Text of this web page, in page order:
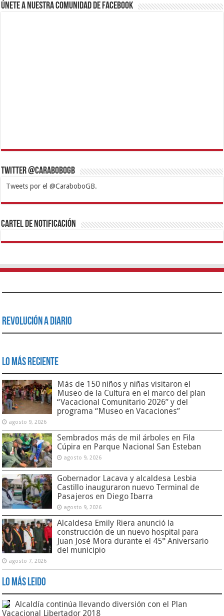
Únete a nuestra comunidad de Facebook
Twitter @CaraboboGB
Tweets por el @CaraboboGB.
1xbetBetturkeyBetistKralbetSupertotobetTipobetMatadorbetMariobet
https://mvbcasino.com/
Cartel de Notificación
Revolución a Diario
Lo Más Reciente
Más de 150 niños y niñas visitaron el
Museo de la Cultura en el marco del plan
“Vacacional Comunitario 2026” y del
programa “Museo en Vacaciones”
agosto 9, 2026
Sembrados más de mil árboles en Fila
Cúpira en Parque Nacional San Esteban
agosto 9, 2026
Gobernador Lacava y alcaldesa Lesbia
Castillo inauguraron nuevo Terminal de
Pasajeros en Diego Ibarra
agosto 9, 2026
Alcaldesa Emily Riera anunció la
construcción de un nuevo hospital para
Juan José Mora durante el 45° Aniversario
del municipio
agosto 7, 2026
Lo Más Leido
Alcaldía continúa llevando diversión con el Plan
Vacacional Libertador 2018